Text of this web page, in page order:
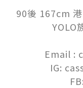
90後 167cm
YOLO
Email :
IG: